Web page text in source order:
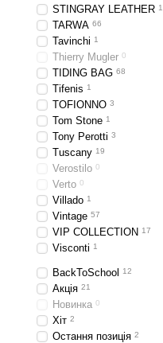
STINGRAY LEATHER 1
TARWA 66
Tavinchi 1
Thierry Mugler 0
TIDING BAG 68
Tifenis 1
TOFIONNO 3
Tom Stone 1
Tony Perotti 3
Tuscany 19
Verostilo 0
Verto 0
Villado 1
Vintage 57
VIP COLLECTION 17
Visconti 1
BackToSchool 12
Акція 21
Новинка 0
Хіт 2
Остання позиція 2